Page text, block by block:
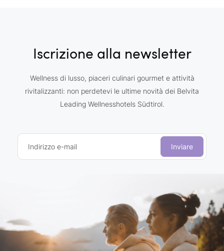
Iscrizione alla newsletter
Wellness di lusso, piaceri culinari gourmet e attività
rivitalizzanti: non perdetevi le ultime novità dei Belvita
Leading Wellnesshotels Südtirol.
Indirizzo e-mail Inviare